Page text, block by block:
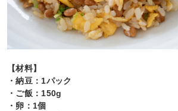
【材料】
・納豆：1パック
・ご飯：150g
・卵：1個